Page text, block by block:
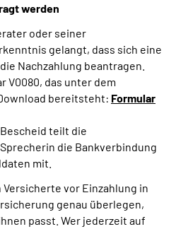
werden
oder seiner
gelangt, dass sich eine
Nachzahlung beantragen.
V0080, das unter dem
bereitsteht: Formular
teilt die
die Bankverbindung
mit.
vor Einzahlung in
genau überlegen,
passt. Wer jederzeit auf